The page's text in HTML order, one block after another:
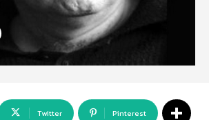
Twitter Pinterest